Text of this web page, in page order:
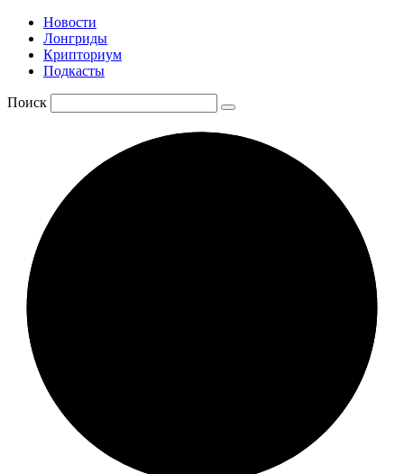
Новости
Лонгриды
Крипториум
Подкасты
Поиск